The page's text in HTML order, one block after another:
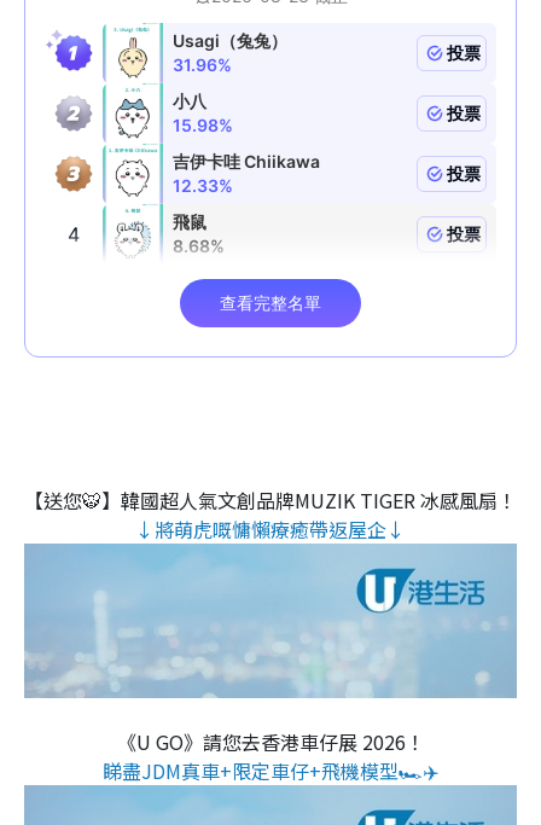
【送您🐯】韓國超人氣文創品牌MUZIK TIGER 冰感風扇！
↓將萌虎嘅慵懶療癒帶返屋企↓
《U GO》請您去香港車仔展 2026！
睇盡JDM真車+限定車仔+飛機模型🏎️✈️